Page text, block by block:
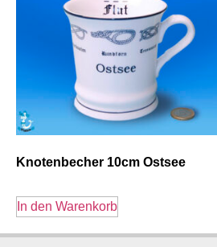
Knotenbecher 10cm Ostsee
In den Warenkorb